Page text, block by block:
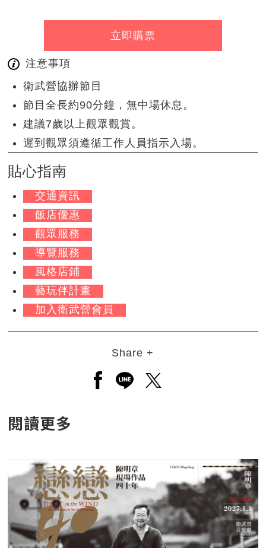
立即購票
注意事項
衛武營協辦節目
節目全長約90分鐘，無中場休息。
建議7歲以上觀眾觀賞。
遲到觀眾須遵循工作人員指示入場。
貼心指南
交通資訊
飯店優惠
觀眾服務
導覽服務
風格店鋪
藝玩伴計畫
加入衛武營會員
Share +
另開新視窗分享至facebook
另開新視窗分享至line
另開新視窗分享至
閱讀更多